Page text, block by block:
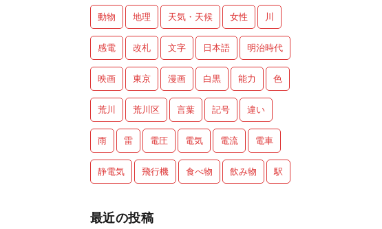
動物 地理 天気・天候 女性 川
感電 改札 文字 日本語 明治時代
映画 東京 漫画 白黒 能力 色
荒川 荒川区 言葉 記号 違い
雨 雷 電圧 電気 電流 電車
静電気 飛行機 食べ物 飲み物 駅
最近の投稿